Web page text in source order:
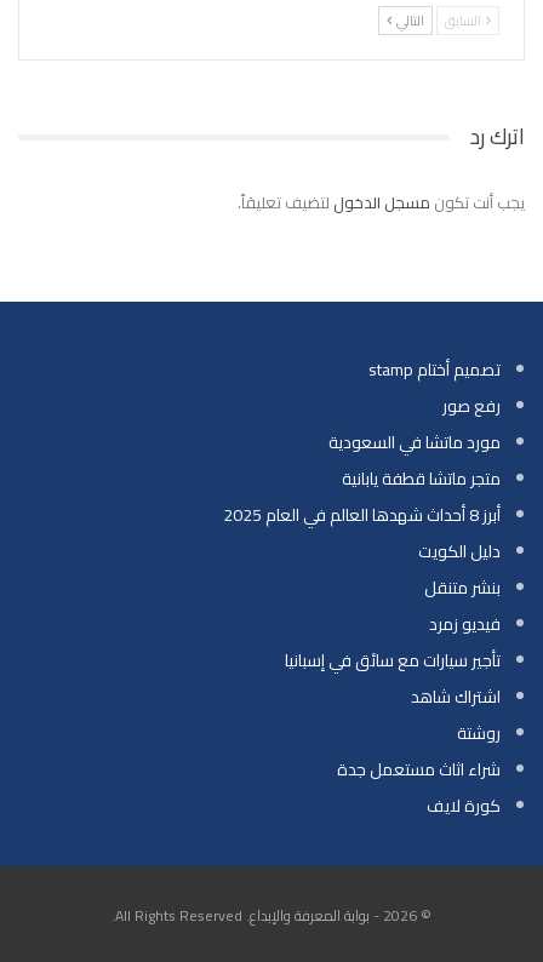
السابق التالي
اترك رد
يجب أنت تكون مسجل الدخول لتضيف تعليقاً.
تصميم أختام stamp
رفع صور
مورد ماتشا في السعودية
متجر ماتشا قطفة يابانية
أبرز 8 أحداث شهدها العالم في العام 2025
دليل الكويت
بنشر متنقل
فيديو زمرد
تأجير سيارات مع سائق في إسبانيا
اشتراك شاهد
روشتة
شراء اثاث مستعمل جدة
كورة لايف
© 2026 - بوابة المعرفة والإبداع. All Rights Reserved.